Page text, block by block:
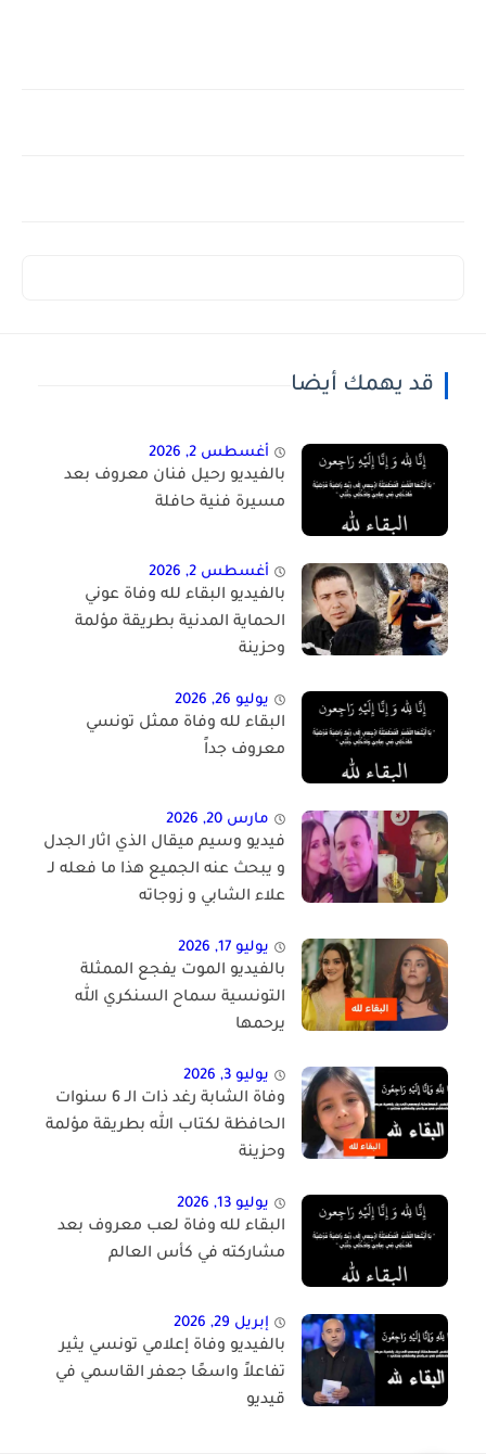
قد يهمك أيضا
أغسطس 2, 2026
بالفيديو رحيل فنان معروف بعد
مسيرة فنية حافلة
أغسطس 2, 2026
بالفيديو البقاء لله وفاة عوني
الحماية المدنية بطريقة مؤلمة
وحزينة
يوليو 26, 2026
البقاء لله وفاة ممثل تونسي
معروف جداً
مارس 20, 2026
فيديو وسيم ميقال الذي اثار الجدل
و يبحث عنه الجميع هذا ما فعله لـ
علاء الشابي و زوجاته
يوليو 17, 2026
بالفيديو الموت يفجع الممثلة
التونسية سماح السنكري الله
يرحمها
يوليو 3, 2026
وفاة الشابة رغد ذات الـ 6 سنوات
الحافظة لكتاب الله بطريقة مؤلمة
وحزينة
يوليو 13, 2026
البقاء لله وفاة لعب معروف بعد
مشاركته في كأس العالم
إبريل 29, 2026
بالفيديو وفاة إعلامي تونسي يثير
تفاعلاً واسعًا جعفر القاسمي في
قيديو